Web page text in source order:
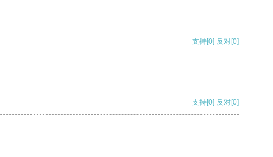
支持[0] 反对[0]
支持[0] 反对[0]